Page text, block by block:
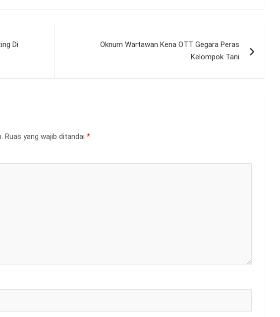
Di
Oknum Wartawan Kena OTT Gegara Peras
Kelompok Tani
Ruas yang wajib ditandai *